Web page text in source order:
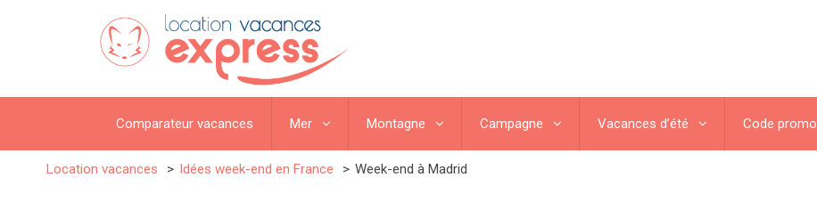
Comparateur vacances Mer Montagne Campagne Vacances d’été Code promo
Location vacances Idées week-end en France Week-end à Madrid